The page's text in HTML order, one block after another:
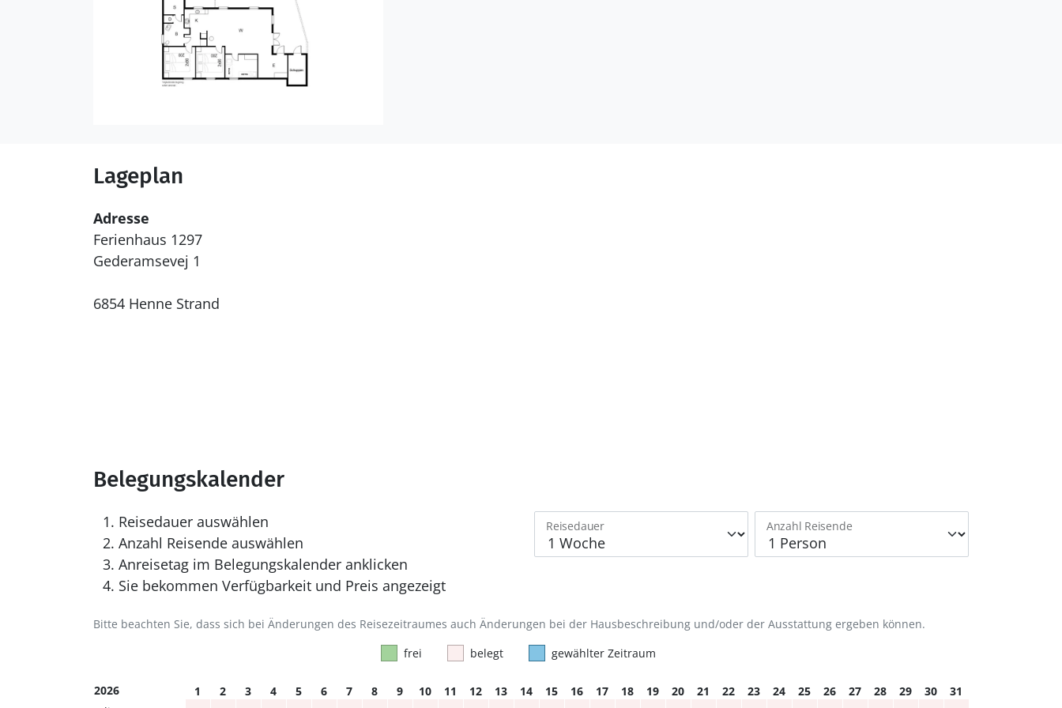
Lageplan
Adresse
Ferienhaus 1297
Gederamsevej 1
6854 Henne Strand
Belegungskalender
Reisedauer auswählen
Anzahl Reisende auswählen
Anreisetag im Belegungskalender anklicken
Sie bekommen Verfügbarkeit und Preis angezeigt
Reisedauer Anzahl Reisende
Bitte beachten Sie, dass sich bei Änderungen des Reisezeitraumes auch Änderungen bei der Hausbeschreibung und/oder der Ausstattung ergeben können.
frei
belegt gewählter Zeitraum
2026 1 2 3 4 5 6 7 8 9 10 11 12 13 14 15 16 17 18 19 20 21 22 23 24 25 26 27 28 29 30
31